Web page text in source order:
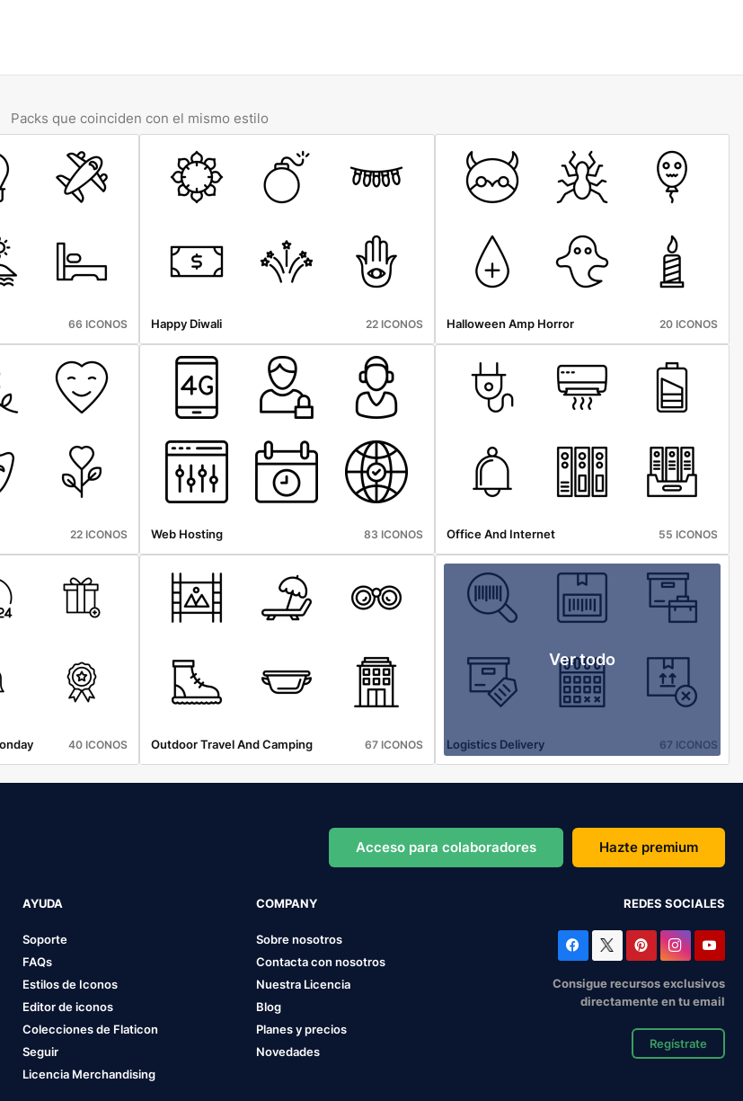
Packs que coinciden con el mismo estilo
66 ICONOS Happy Diwali 22 ICONOS Halloween Amp Horror 20 ICONOS
22 ICONOS Web Hosting 83 ICONOS Office And Internet 55 ICONOS
40 ICONOS Outdoor Travel And Camping 67 ICONOS
Ver todo
Logistics Delivery 67 ICONOS
Acceso para colaboradores Hazte premium
AYUDA
Soporte
FAQs
Estilos de Iconos
Editor de iconos
Colecciones de Flaticon
Seguir
Licencia Merchandising
COMPANY
Sobre nosotros
Contacta con nosotros
Nuestra Licencia
Blog
Planes y precios
Novedades
REDES SOCIALES
Consigue recursos exclusivos
directamente en tu email
Regístrate